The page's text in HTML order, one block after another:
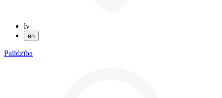
lv
en
Palīdzība